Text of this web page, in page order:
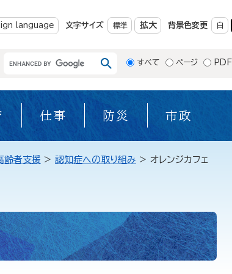
language 文字サイズ 標準 拡大 背景色変更 白
すべて ページ PDF
仕事 防災 市政
齢者支援 > 認知症への取り組み > オレンジカフェ